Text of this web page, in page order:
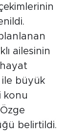
ailesinin
ile büyük
konu
belirtildi.